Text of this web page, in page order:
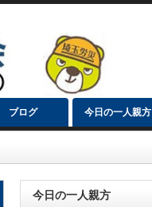
ブログ 今日の一人親方
今日の一人親方